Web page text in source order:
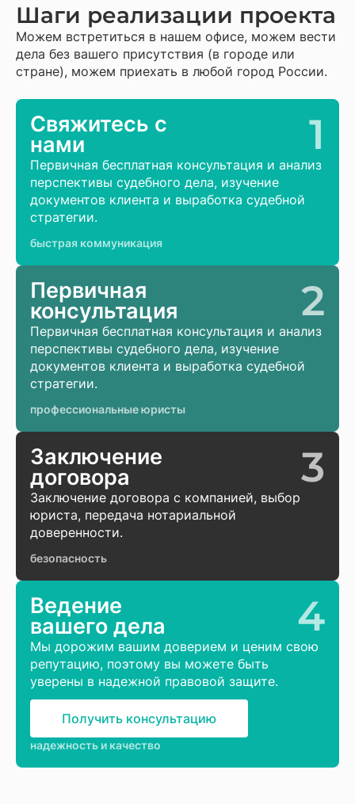
Шаги реализации проекта
Можем встретиться в нашем офисе, можем вести
дела без вашего присутствия (в городе или
стране), можем приехать в любой город России.
Свяжитесь с
нами
1
Первичная бесплатная консультация и анализ
перспективы судебного дела, изучение
документов клиента и выработка судебной
стратегии.
быстрая коммуникация
Первичная
консультация
2
Первичная бесплатная консультация и анализ
перспективы судебного дела, изучение
документов клиента и выработка судебной
стратегии.
профессиональные юристы
Заключение
договора
3
Заключение договора с компанией, выбор
юриста, передача нотариальной
доверенности.
безопасность
Ведение
вашего дела
4
Мы дорожим вашим доверием и ценим свою
репутацию, поэтому вы можете быть
уверены в надежной правовой защите.
Получить консультацию
надежность и качество